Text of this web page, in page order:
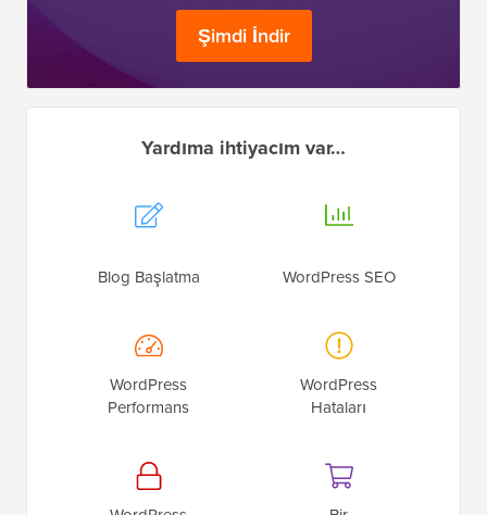
Şimdi İndir
Yardıma ihtiyacım var…
Blog Başlatma WordPress SEO
WordPress
Performans
WordPress
Hataları